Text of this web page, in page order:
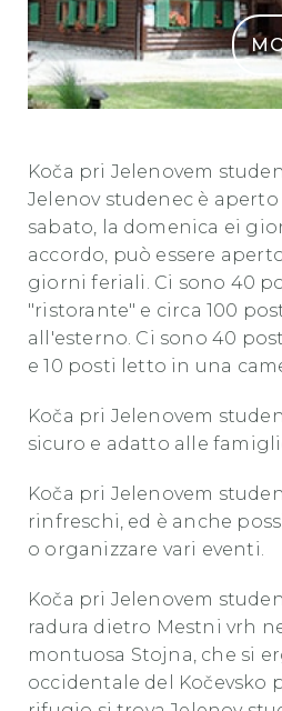
Koča pri Jelenovem
Jelenov studenec è
sabato, la domenica ei
accordo, può essere
giorni feriali. Ci sono 40
"ristorante" e circa 100
all'esterno. Ci sono 40
e 10 posti letto in una
Koča pri Jelenovem
sicuro e adatto alle
Koča pri Jelenovem
rinfreschi, ed è anche
o organizzare vari eventi.
Koča pri Jelenovem
radura dietro Mestni vrh
montuosa Stojna, che si
occidentale del Kočevsko